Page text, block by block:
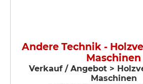
Andere Technik -
Maschinen
Verkauf / Angebot >
Maschinen